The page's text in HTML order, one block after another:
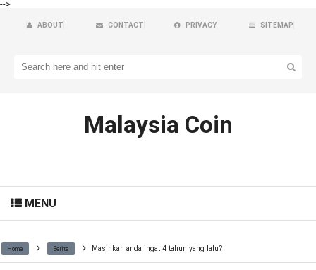
-->
ABOUT CONTACT PRIVACY SITEMAP
Malaysia Coin
MENU
Home Berita Masihkah anda ingat 4 tahun yang lalu?